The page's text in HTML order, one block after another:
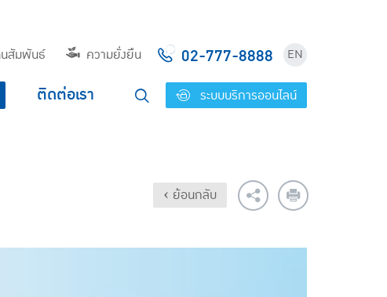
สัมพันธ์ ความยั่งยืน 02-777-8888 EN
ติดต่อเรา ระบบบริการออนไลน์
‹ ย้อนกลับ